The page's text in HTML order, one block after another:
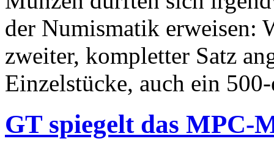
der Numismatik erweisen:
zweiter, kompletter Satz
Einzelstücke, auch ein
GT spiegelt das MPC-